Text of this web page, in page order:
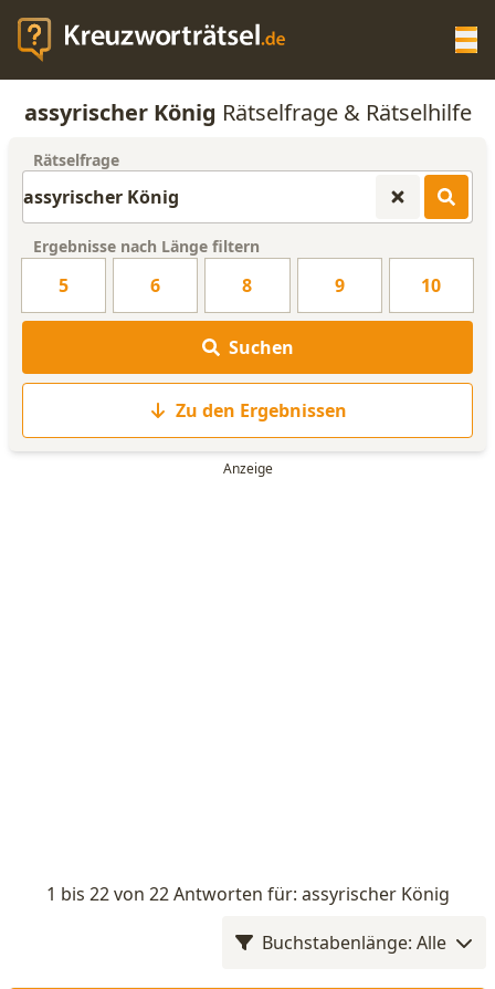
KREUZWORTRÄTSEL-HILFE
WORTLISTE
assyrischer König Rätselfrage & Rätselhilfe
Rätselfrage
Ergebnisse nach Länge filtern
5 6 8 9 10
Suchen
Zu den Ergebnissen
1 bis 22 von 22 Antworten für: assyrischer König
Buchstabenlänge: Alle